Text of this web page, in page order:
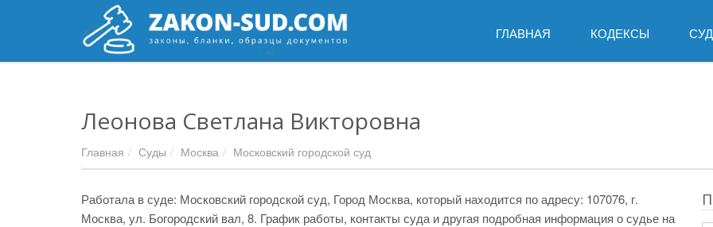
ГЛАВНАЯ КОДЕКСЫ
Леонова Светлана Викторовна
Главная Суды Москва Московский городской суд
Работала в суде: Московский городской суд, Город Москва, который находится по адресу: 107076, г.
Москва, ул. Богородский вал, 8. График работы, контакты суда и другая подробная информация о судье на